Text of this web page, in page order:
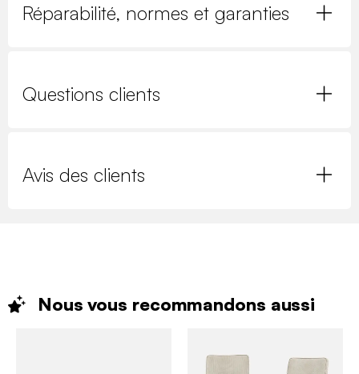
Réparabilité, normes et garanties
Questions clients
Avis des clients
Nous vous recommandons aussi